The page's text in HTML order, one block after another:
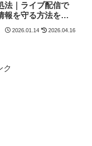
法｜ライブ配信で
報を守る方法を徹
2026.01.14 2026.04.16
ク